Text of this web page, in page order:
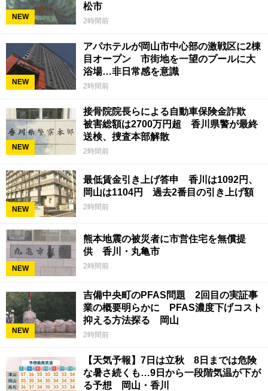
NEW
松市
2時間前
NEW
アパホテルが岡山市中心部の激戦区に2棟
目オープン 市街地を一望のプールに大
浴場…非日常感を意識
2時間前
NEW
接骨院院長らによる自動車保険金詐欺
被害総額は2700万円超 香川県警が最終
送検、捜査本部解散
2時間前
NEW
最低賃金引き上げ答申 香川は1092円、
岡山は1104円 過去2番目の引き上げ額
2時間前
NEW
熊本地震の被災者に市営住宅を無償提
供 香川・丸亀市
2時間前
NEW
吉備中央町のPFAS問題 2回目の実証事
業の概要明らかに PFAS濃度下げコスト
抑える方法探る 岡山
2時間前
【天気予報】7日は立秋 8日までは危険
な暑さ続くも…9日から一段階気温が下が
る予想 岡山・香川